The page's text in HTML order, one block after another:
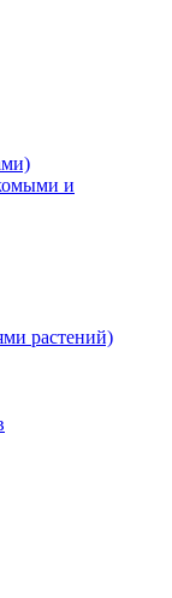
и
растений)